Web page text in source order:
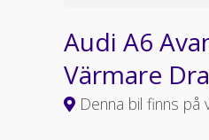
Audi A6
Värmare
Denna bil finns på